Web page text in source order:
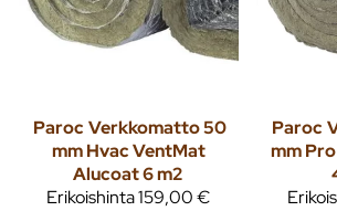
Paroc Verkkomatto 50
mm Hvac VentMat
Alucoat 6 m2
Erikoishinta159,00 €
Paroc
mm